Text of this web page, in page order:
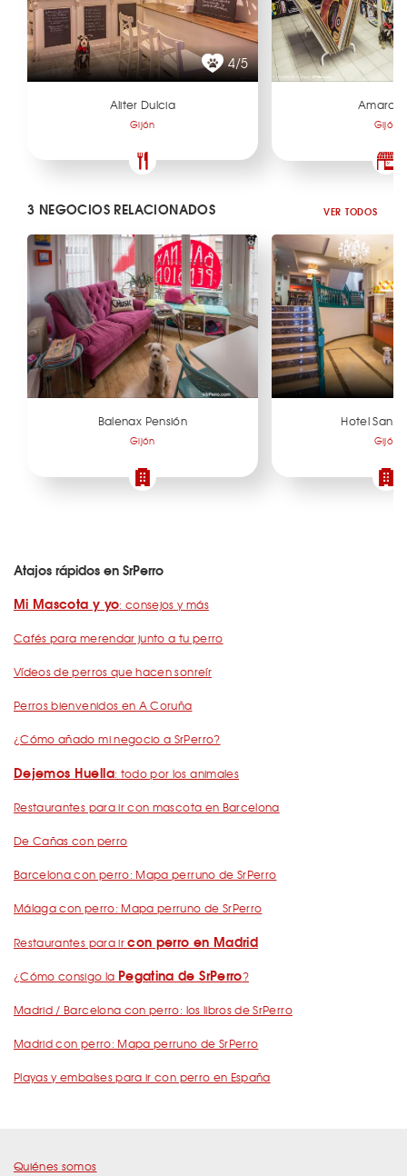
4/5
Aliter Dulcia
Gijón Gijón
3 NEGOCIOS RELACIONADOS VER TODOS
Balenax Pensión
Gijón
Hotel San
Gijón
Atajos rápidos en SrPerro
Mi Mascota y yo: consejos y más
Cafés para merendar junto a tu perro
Vídeos de perros que hacen sonreír
Perros bienvenidos en A Coruña
¿Cómo añado mi negocio a SrPerro?
Dejemos Huella: todo por los animales
Restaurantes para ir con mascota en Barcelona
De Cañas con perro
Barcelona con perro: Mapa perruno de SrPerro
Málaga con perro: Mapa perruno de SrPerro
Restaurantes para ircon perro en Madrid
¿Cómo consigo la Pegatina de SrPerro?
Madrid / Barcelona con perro: los libros de SrPerro
Madrid con perro: Mapa perruno de SrPerro
Playas y embalses para ir con perro en España
Quiénes somos